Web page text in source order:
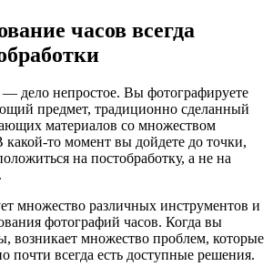
часов всегда
— дело непростое. Вы фотографируете
предмет, традиционно сделанный
материалов со множеством
то момент вы дойдете до точки,
на постобработку, а не на
множество различных инструментов и
фотографий часов. Когда вы
возникает множество проблем, которые
почти всегда есть доступные решения.